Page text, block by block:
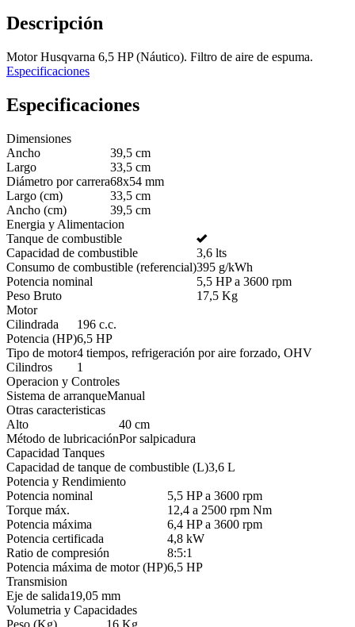
Descripción
Motor Husqvarna 6,5 HP (Náutico). Filtro de aire de espuma.
Especificaciones
Especificaciones
Dimensiones
Ancho
39,5 cm
Largo
33,5 cm
Diámetro por carrera68x54 mm
Largo (cm)
33,5 cm
Ancho (cm)
39,5 cm
Energia y Alimentacion
Tanque de combustible
Capacidad de combustible
3,6 lts
Consumo de combustible (referencial)395 g/kWh
Potencia nominal
5,5 HP a 3600 rpm
Peso Bruto
17,5 Kg
Motor
Cilindrada
196 c.c.
Potencia (HP)6,5 HP
Tipo de motor4 tiempos, refrigeración por aire forzado, OHV
Cilindros
1
Operacion y Controles
Sistema de arranqueManual
Otras caracteristicas
Alto
40 cm
Método de lubricaciónPor salpicadura
Capacidad Tanques
Capacidad de tanque de combustible (L)3,6 L
Potencia y Rendimiento
Potencia nominal
5,5 HP a 3600 rpm
Torque máx.
12,4 a 2500 rpm Nm
Potencia máxima
6,4 HP a 3600 rpm
Potencia certificada
4,8 kW
Ratio de compresión
8:5:1
Potencia máxima de motor (HP)6,5 HP
Transmision
Eje de salida19,05 mm
Volumetria y Capacidades
Peso (Kg)
16 Kg